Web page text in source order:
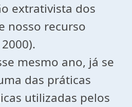
extrativista dos
nosso recurso
mesmo ano, já se
das práticas
utilizadas pelos